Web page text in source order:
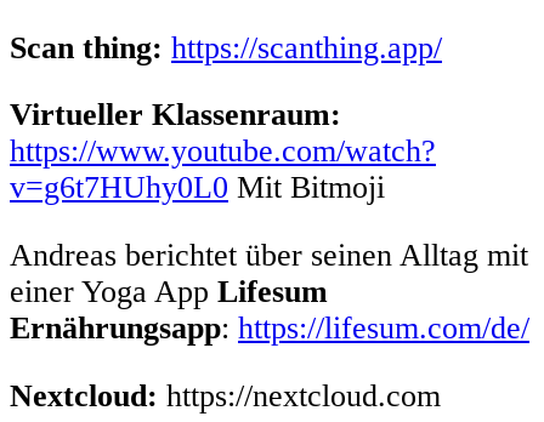
Scan thing: https://scanthing.app/
Virtueller Klassenraum:
https://www.youtube.com/watch?
v=g6t7HUhy0L0 Mit Bitmoji
Andreas berichtet über seinen Alltag mit
einer Yoga App Lifesum
Ernährungsapp: https://lifesum.com/de/
Nextcloud: https://nextcloud.com